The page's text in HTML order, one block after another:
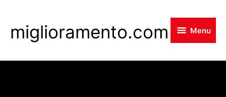
to
content
miglioramento.com Menu